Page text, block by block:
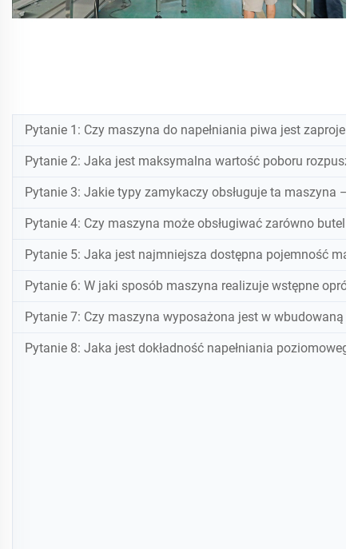
Pytanie 1: Czy maszyna do napełniania piwa jest
Pytanie 2: Jaka jest maksymalna wartość poboru
Pytanie 3: Jakie typy zamykaczy obsługuje ta maszyna —
Pytanie 4: Czy maszyna może obsługiwać zarówno
Pytanie 5: Jaka jest najmniejsza dostępna pojemność
Pytanie 6: W jaki sposób maszyna realizuje wstępne
Pytanie 7: Czy maszyna wyposażona jest w wbudowaną
Pytanie 8: Jaka jest dokładność napełniania